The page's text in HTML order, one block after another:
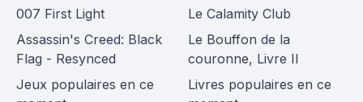
007 First Light
Assassin's Creed: Black
Flag - Resynced
Jeux populaires en ce
Le Calamity Club
Le Bouffon de la
couronne, Livre II
Livres populaires en ce